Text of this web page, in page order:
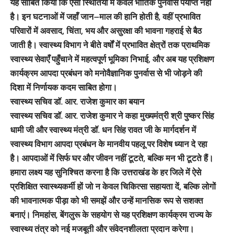
यह साबित किया कि ऐसी स्थितियों में केवल भौतिक पुनर्वास पर्याप्त नहीं
है। इन घटनाओं में जहाँ जान–माल की हानि होती है, वहीं प्रभावित
परिवारों में अवसाद, चिंता, भय और असुरक्षा की भावना गहराई से बैठ
जाती है। स्वास्थ्य विभाग ने बीते वर्षों में प्रभावित क्षेत्रों तक प्राथमिक
स्वास्थ्य सेवाएँ पहुँचाने में महत्वपूर्ण भूमिका निभाई, और अब यह प्रशिक्षण
कार्यक्रम आपदा प्रबंधन को मनोवैज्ञानिक पुनर्वास से भी जोड़ने की
दिशा में निर्णायक कदम साबित होगा।
स्वास्थ्य सचिव डॉ. आर. राजेश कुमार का बयान
स्वास्थ्य सचिव डॉ. आर. राजेश कुमार ने कहा मुख्यमंत्री श्री पुष्कर सिंह
धामी जी और स्वास्थ्य मंत्री डॉ. धन सिंह रावत जी के मार्गदर्शन में
स्वास्थ्य विभाग आपदा प्रबंधन के मानवीय पहलू पर विशेष ध्यान दे रहा
है। आपदाओं में सिर्फ घर और जीवन नहीं टूटते, बल्कि मन भी टूटते हैं।
हमारा लक्ष्य यह सुनिश्चित करना है कि उत्तराखंड के हर जिले में ऐसे
प्रशिक्षित स्वास्थ्यकर्मी हों जो न केवल चिकित्सा सहायता दें, बल्कि लोगों
की भावनात्मक पीड़ा को भी समझें और उन्हें मानसिक रूप से सशक्त
बनाएं। निमहांस, बेंगलुरू के सहयोग से यह प्रशिक्षण कार्यक्रम राज्य के
स्वास्थ्य तंत्र को नई मजबूती और संवेदनशीलता प्रदान करेगा।